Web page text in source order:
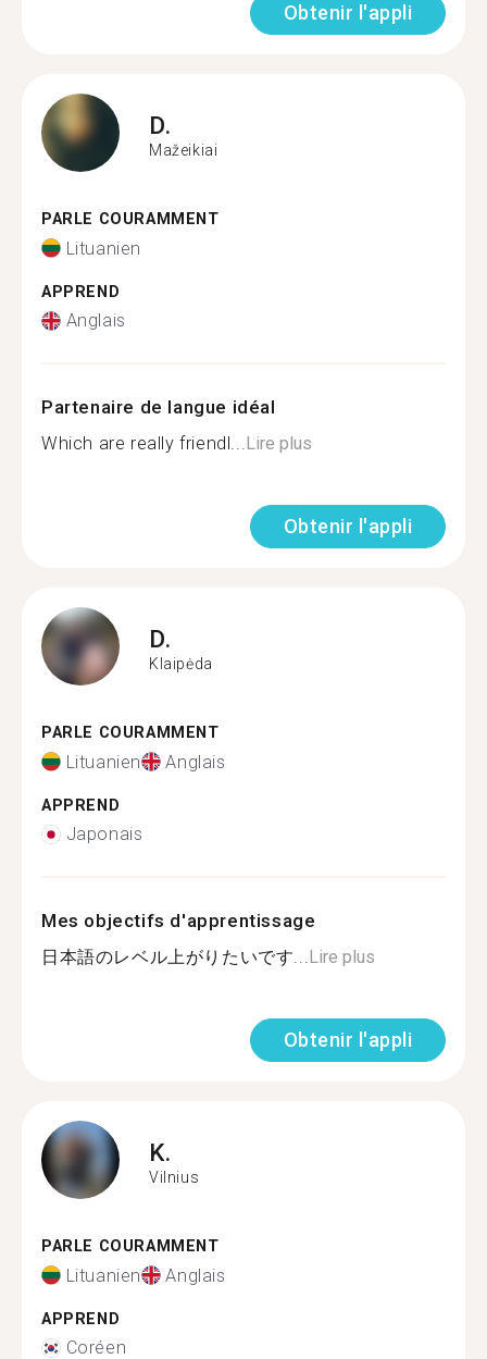
Obtenir l'appli
D.
Mažeikiai
PARLE COURAMMENT
Lituanien
APPREND
Anglais
Partenaire de langue idéal
Which are really friendl...Lire plus
Obtenir l'appli
D.
Klaipėda
PARLE COURAMMENT
Lituanien Anglais
APPREND
Japonais
Mes objectifs d'apprentissage
日本語のレベル上がりたいです...Lire plus
Obtenir l'appli
K.
Vilnius
PARLE COURAMMENT
Lituanien Anglais
APPREND
Coréen